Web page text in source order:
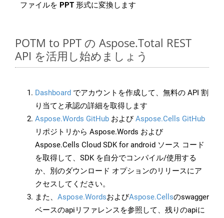
ファイルを PPT 形式に変換します
POTM to PPT の Aspose.Total REST
API を活用し始めましょう
Dashboard でアカウントを作成して、無料の API 割
り当てと承認の詳細を取得します
Aspose.Words GitHub およびAspose.Cells GitHub
リポジトリから Aspose.Words および
Aspose.Cells Cloud SDK for android ソース コード
を取得して、SDK を自分でコンパイル/使用する
か、別のダウンロード オプションのリリースにア
クセスしてください。
また、 Aspose.WordsおよびAspose.Cellsのswagger
ベースのapiリファレンスを参照して、残りのapiに